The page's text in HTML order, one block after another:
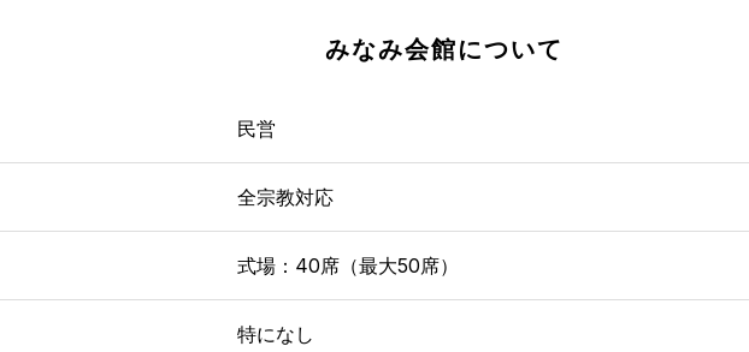
みなみ会館について
民営
全宗教対応
式場：40席（最大50席）
特になし